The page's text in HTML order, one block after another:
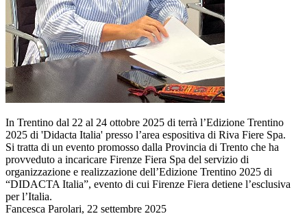
In Trentino dal 22 al 24 ottobre 2025 di terrà l’Edizione Trentino
2025 di 'Didacta Italia' presso l’area espositiva di Riva Fiere Spa.
Si tratta di un evento promosso dalla Provincia di Trento che ha
provveduto a incaricare Firenze Fiera Spa del servizio di
organizzazione e realizzazione dell’Edizione Trentino 2025 di
“DIDACTA Italia”, evento di cui Firenze Fiera detiene l’esclusiva
per l’Italia.
Fancesca Parolari, 22 settembre 2025